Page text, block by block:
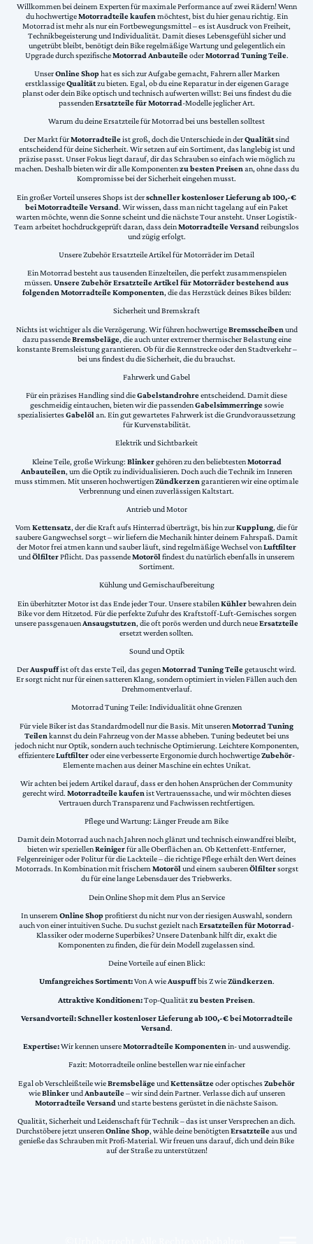
Willkommen bei deinem Experten für maximale Performance auf zwei Rädern! Wenn
du hochwertigeMotorradteile kaufen möchtest, bist du hier genau richtig. Ein
Motorrad ist mehr als nur ein Fortbewegungsmittel – es ist Ausdruck von Freiheit,
Technikbegeisterung und Individualität. Damit dieses Lebensgefühl sicher und
ungetrübt bleibt, benötigt dein Bike regelmäßige Wartung und gelegentlich ein
Upgrade durch spezifischeMotorrad AnbauteileoderMotorrad Tuning Teile.
UnserOnline Shophat es sich zur Aufgabe gemacht, Fahrern aller Marken
erstklassigeQualitätzu bieten. Egal, ob du eine Reparatur in der eigenen Garage
planst oder dein Bike optisch und technisch aufwerten willst: Bei uns findest du die
passendenErsatzteile für Motorrad-Modelle jeglicher Art.
Warum du deine Ersatzteile für Motorrad bei uns bestellen solltest
Der Markt fürMotorradteileist groß, doch die Unterschiede in derQualitätsind
entscheidend für deine Sicherheit. Wir setzen auf ein Sortiment, das langlebig ist und
präzise passt. Unser Fokus liegt darauf, dir das Schrauben so einfach wie möglich zu
machen. Deshalb bieten wir dir alle Komponentenzu besten Preisenan, ohne dass du
Kompromisse bei der Sicherheit eingehen musst.
Ein großer Vorteil unseres Shops ist derschneller kostenloser Lieferung ab 100,-€
bei Motorradteile Versand. Wir wissen, dass man nicht tagelang auf ein Paket
warten möchte, wenn die Sonne scheint und die nächste Tour ansteht. Unser Logistik-
Team arbeitet hochdruckgeprüft daran, dass deinMotorradteile Versand reibungslos
und zügig erfolgt.
Unsere Zubehör Ersatzteile Artikel für Motorräder im Detail
Ein Motorrad besteht aus tausenden Einzelteilen, die perfekt zusammenspielen
müssen. Unsere Zubehör Ersatzteile Artikel für Motorräder bestehend aus
folgenden Motorradteile Komponenten, die das Herzstück deines Bikes bilden:
Sicherheit und Bremskraft
Nichts ist wichtiger als die Verzögerung. Wir führen hochwertigeBremsscheiben und
dazu passendeBremsbeläge, die auch unter extremer thermischer Belastung eine
konstante Bremsleistung garantieren. Ob für die Rennstrecke oder den Stadtverkehr –
bei uns findest du die Sicherheit, die du brauchst.
Fahrwerk und Gabel
Für ein präzises Handling sind dieGabelstandrohreentscheidend. Damit diese
geschmeidig eintauchen, bieten wir die passendenGabelsimmerringesowie
spezialisiertesGabelölan. Ein gut gewartetes Fahrwerk ist die Grundvoraussetzung
für Kurvenstabilität.
Elektrik und Sichtbarkeit
Kleine Teile, große Wirkung: Blinkergehören zu den beliebtestenMotorrad
Anbauteilen, um die Optik zu individualisieren. Doch auch die Technik im Inneren
muss stimmen. Mit unseren hochwertigenZündkerzen garantieren wir eine optimale
Verbrennung und einen zuverlässigen Kaltstart.
Antrieb und Motor
VomKettensatz, der die Kraft aufs Hinterrad überträgt, bis hin zurKupplung, die für
saubere Gangwechsel sorgt – wir liefern die Mechanik hinter deinem Fahrspaß. Damit
der Motor frei atmen kann und sauber läuft, sind regelmäßige Wechsel vonLuftfilter
undÖlfilterPflicht. Das passendeMotorölfindest du natürlich ebenfalls in unserem
Sortiment.
Kühlung und Gemischaufbereitung
Ein überhitzter Motor ist das Ende jeder Tour. Unsere stabilenKühlerbewahren dein
Bike vor dem Hitzetod. Für die perfekte Zufuhr des Kraftstoff-Luft-Gemisches sorgen
unsere passgenauenAnsaugstutzen, die oft porös werden und durch neueErsatzteile
ersetzt werden sollten.
Sound und Optik
DerAuspuffist oft das erste Teil, das gegenMotorrad Tuning Teilegetauscht wird.
Er sorgt nicht nur für einen satteren Klang, sondern optimiert in vielen Fällen auch den
Drehmomentverlauf.
Motorrad Tuning Teile: Individualität ohne Grenzen
Für viele Biker ist das Standardmodell nur die Basis. Mit unserenMotorrad Tuning
Teilen kannst du dein Fahrzeug von der Masse abheben. Tuning bedeutet bei uns
jedoch nicht nur Optik, sondern auch technische Optimierung. Leichtere Komponenten,
effizientereLuftfilteroder eine verbesserte Ergonomie durch hochwertigeZubehör-
Elemente machen aus deiner Maschine ein echtes Unikat.
Wir achten bei jedem Artikel darauf, dass er den hohen Ansprüchen der Community
gerecht wird. Motorradteile kaufen ist Vertrauenssache, und wir möchten dieses
Vertrauen durch Transparenz und Fachwissen rechtfertigen.
Pflege und Wartung: Länger Freude am Bike
Damit dein Motorrad auch nach Jahren noch glänzt und technisch einwandfrei bleibt,
bieten wir speziellenReinigerfür alle Oberflächen an. Ob Kettenfett-Entferner,
Felgenreiniger oder Politur für die Lackteile – die richtige Pflege erhält den Wert deines
Motorrads. In Kombination mit frischemMotorölund einem sauberenÖlfiltersorgst
du für eine lange Lebensdauer des Triebwerks.
Dein Online Shop mit dem Plus an Service
In unserem Online Shopprofitierst du nicht nur von der riesigen Auswahl, sondern
auch von einer intuitiven Suche. Du suchst gezielt nachErsatzteilen für Motorrad-
Klassiker oder moderne Superbikes? Unsere Datenbank hilft dir, exakt die
Komponenten zu finden, die für dein Modell zugelassen sind.
Deine Vorteile auf einen Blick:
Umfangreiches Sortiment:Von A wieAuspuffbis Z wieZündkerzen.
Attraktive Konditionen:Top-Qualitätzu besten Preisen.
Versandvorteil:Schneller kostenloser Lieferung ab 100,-€ bei Motorradteile
Versand.
Expertise:Wir kennen unsereMotorradteile Komponentenin- und auswendig.
Fazit: Motorradteile online bestellen war nie einfacher
Egal ob Verschleißteile wieBremsbelägeundKettensätzeoder optischesZubehör
wieBlinkerundAnbauteile– wir sind dein Partner. Verlasse dich auf unseren
Motorradteile Versand und starte bestens gerüstet in die nächste Saison.
Qualität, Sicherheit und Leidenschaft für Technik – das ist unser Versprechen an dich.
Durchstöbere jetzt unserenOnline Shop, wähle deine benötigtenErsatzteileaus und
genieße das Schrauben mit Profi-Material. Wir freuen uns darauf, dich und dein Bike
auf der Straße zu unterstützen!